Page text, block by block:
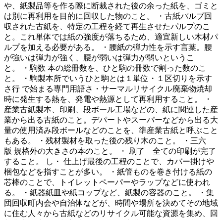
や、紙製品等を作る際に断裁された後の余った紙を、ゴミと
は別に再利用を目的に回収した物のこと。 ・古紙パルプ回
収された古紙を、特定の工程を経て再生させたパルプのこ
と。これ単体では紙の強度が落ちるため、適宜新しい木材パ
ルプを加える必要がある。 ・腰紙の弾力性を示す言葉。腰
が強いは弾力が強く、腰が弱いは弾力が弱いというこ
と。 ・駒数 本の総冊数を、ひと駒の冊数で割った数のこ
と。 ・駒製本所でいうひと駒とは１単位・１区切りを示す
さ行 で始まる専門用語さ・サーマルリサイクル廃棄物焼却
時に発生する熱を、発電や熱源として再利用すること。 ・
産業古紙製本、印刷、段ボール工場などの、紙に関連した産
業から出る古紙のこと。デパートやスーパーなどから出る大
量の使用済み段ボールなどのことを、準産業古紙と呼ぶこと
もある。 ・残材製材を取った後の残り木のこと。 ・三六
版 規格外の大きさの本のこと。 ・ 刷了 全ての印刷が完了
すること。 し・ 仕上げ最後の工程のことで、カバー掛けや
梱包などを指すことが多い。 ・紙管ものを巻き付ける紙の
芯棒のことで、トイレットペーパーやラップなどに使われ
る。 ・紙器紙皿や紙コップなど、紙製の容器のこと。 ・集
団回収町内会や自治体などが、時間や場所を決めてその地域
に住む人々から古紙などのリサイクル可能な資源を集め、回